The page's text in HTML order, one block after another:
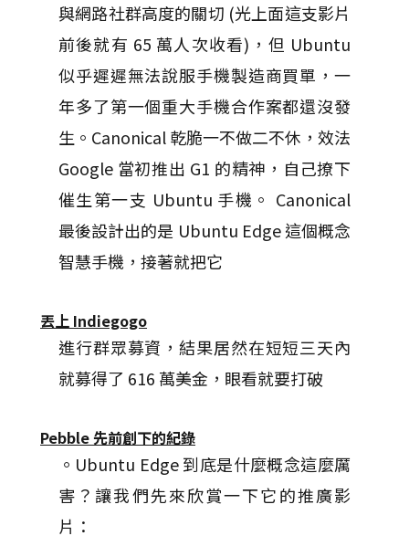
與網路社群高度的關切 (光上面這支影片
前後就有 65 萬人次收看)，但 Ubuntu
似乎遲遲無法說服手機製造商買單，一
年多了第一個重大手機合作案都還沒發
生。Canonical 乾脆一不做二不休，效法
Google 當初推出 G1 的精神，自己撩下
催生第一支 Ubuntu 手機。 Canonical
最後設計出的是 Ubuntu Edge 這個概念
智慧手機，接著就把它
丟上 Indiegogo
進行群眾募資，結果居然在短短三天內
就募得了 616 萬美金，眼看就要打破
Pebble 先前創下的紀錄
。Ubuntu Edge 到底是什麼概念這麼厲
害？讓我們先來欣賞一下它的推廣影
片：